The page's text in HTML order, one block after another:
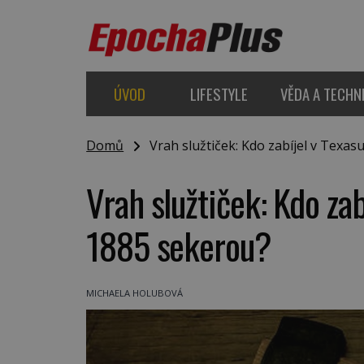
ÚVOD LIFESTYLE VĚDA A
Domů Vrah služtiček: Kdo zabíjel v
Vrah služtiček: Kdo
1885 sekerou?
MICHAELA HOLUBOVÁ